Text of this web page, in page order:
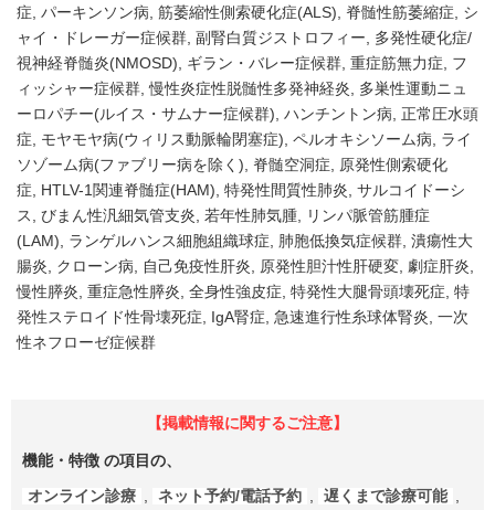
症 パーキンソン病 筋萎縮性側索硬化症(ALS) 脊髄性筋萎縮症
シ
ャイ・ドレーガー症候群 副腎白質ジストロフィー
多発性硬化症/
視神経脊髄炎(NMOSD)
ギラン・バレー症候群 重症筋無力症
フ
ィッシャー症候群 慢性炎症性脱髄性多発神経炎
多巣性運動ニュ
ーロパチー(ルイス・サムナー症候群) ハンチントン病 正常圧水頭
症
モヤモヤ病(ウィリス動脈輪閉塞症) ペルオキシソーム病
ライ
ソゾーム病(ファブリー病を除く)
脊髄空洞症
原発性側索硬化
症
HTLV-1関連脊髄症(HAM) 特発性間質性肺炎 サルコイドーシ
ス
びまん性汎細気管支炎 若年性肺気腫
リンパ脈管筋腫症
(LAM)
ランゲルハンス細胞組織球症 肺胞低換気症候群 潰瘍性大
腸炎
クローン病 自己免疫性肝炎 原発性胆汁性肝硬変 劇症肝炎
慢性膵炎 重症急性膵炎 全身性強皮症 特発性大腿骨頭壊死症 特
発性ステロイド性骨壊死症
IgA腎症 急速進行性糸球体腎炎 一次
性ネフローゼ症候群
【掲載情報に関するご注意】
機能・特徴 の項目の、
オンライン診療 ネット予約/電話予約 遅くまで診療可能